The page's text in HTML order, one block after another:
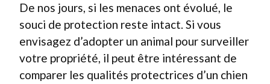
De nos jours, si les menaces ont évolué, le
souci de protection reste intact. Si vous
envisagez d’adopter un animal pour surveiller
votre propriété, il peut être intéressant de
comparer les qualités protectrices d’un chien